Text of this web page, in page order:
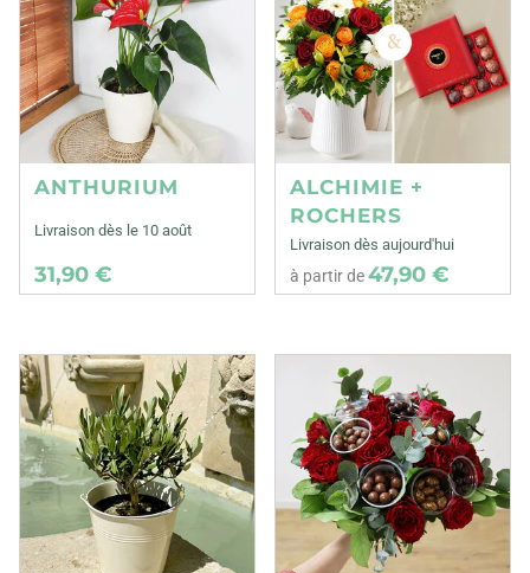
ANTHURIUM
Livraison dès le 10 août
31,90 €
ALCHIMIE +
ROCHERS
Livraison dès aujourd'hui
à partir de47,90 €